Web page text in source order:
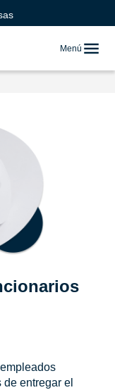
Menú
entregar el